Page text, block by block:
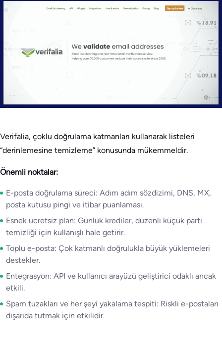
Verifalia, çoklu doğrulama katmanları kullanarak listeleri
“derinlemesine temizleme” konusunda mükemmeldir.
Önemli noktalar:
E-posta doğrulama süreci: Adım adım sözdizimi, DNS, MX,
posta kutusu pingi ve itibar puanlaması.
Esnek ücretsiz plan: Günlük krediler, düzenli küçük parti
temizliği için kullanışlı hale getirir.
Toplu e-posta: Çok katmanlı doğrulukla büyük yüklemeleri
destekler.
Entegrasyon: API ve kullanıcı arayüzü geliştirici odaklı ancak
etkili.
Spam tuzakları ve her şeyi yakalama tespiti: Riskli e-postaları
dışarıda tutmak için etkilidir.